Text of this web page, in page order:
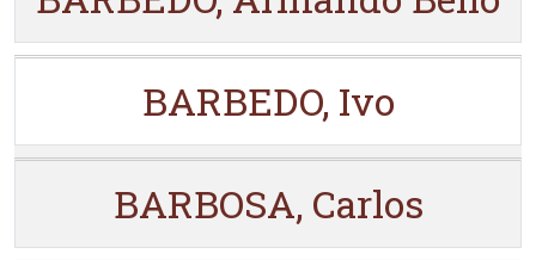
BARBEDO, Ivo
BARBOSA, Carlos